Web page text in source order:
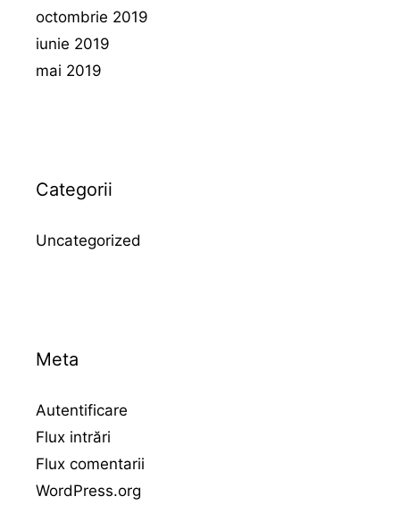
octombrie 2019
iunie 2019
mai 2019
Categorii
Uncategorized
Meta
Autentificare
Flux intrări
Flux comentarii
WordPress.org